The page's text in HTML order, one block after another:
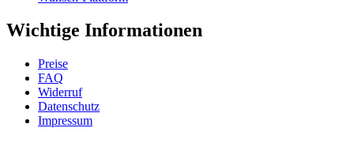
Wichtige Informationen
Preise
FAQ
Widerruf
Datenschutz
Impressum